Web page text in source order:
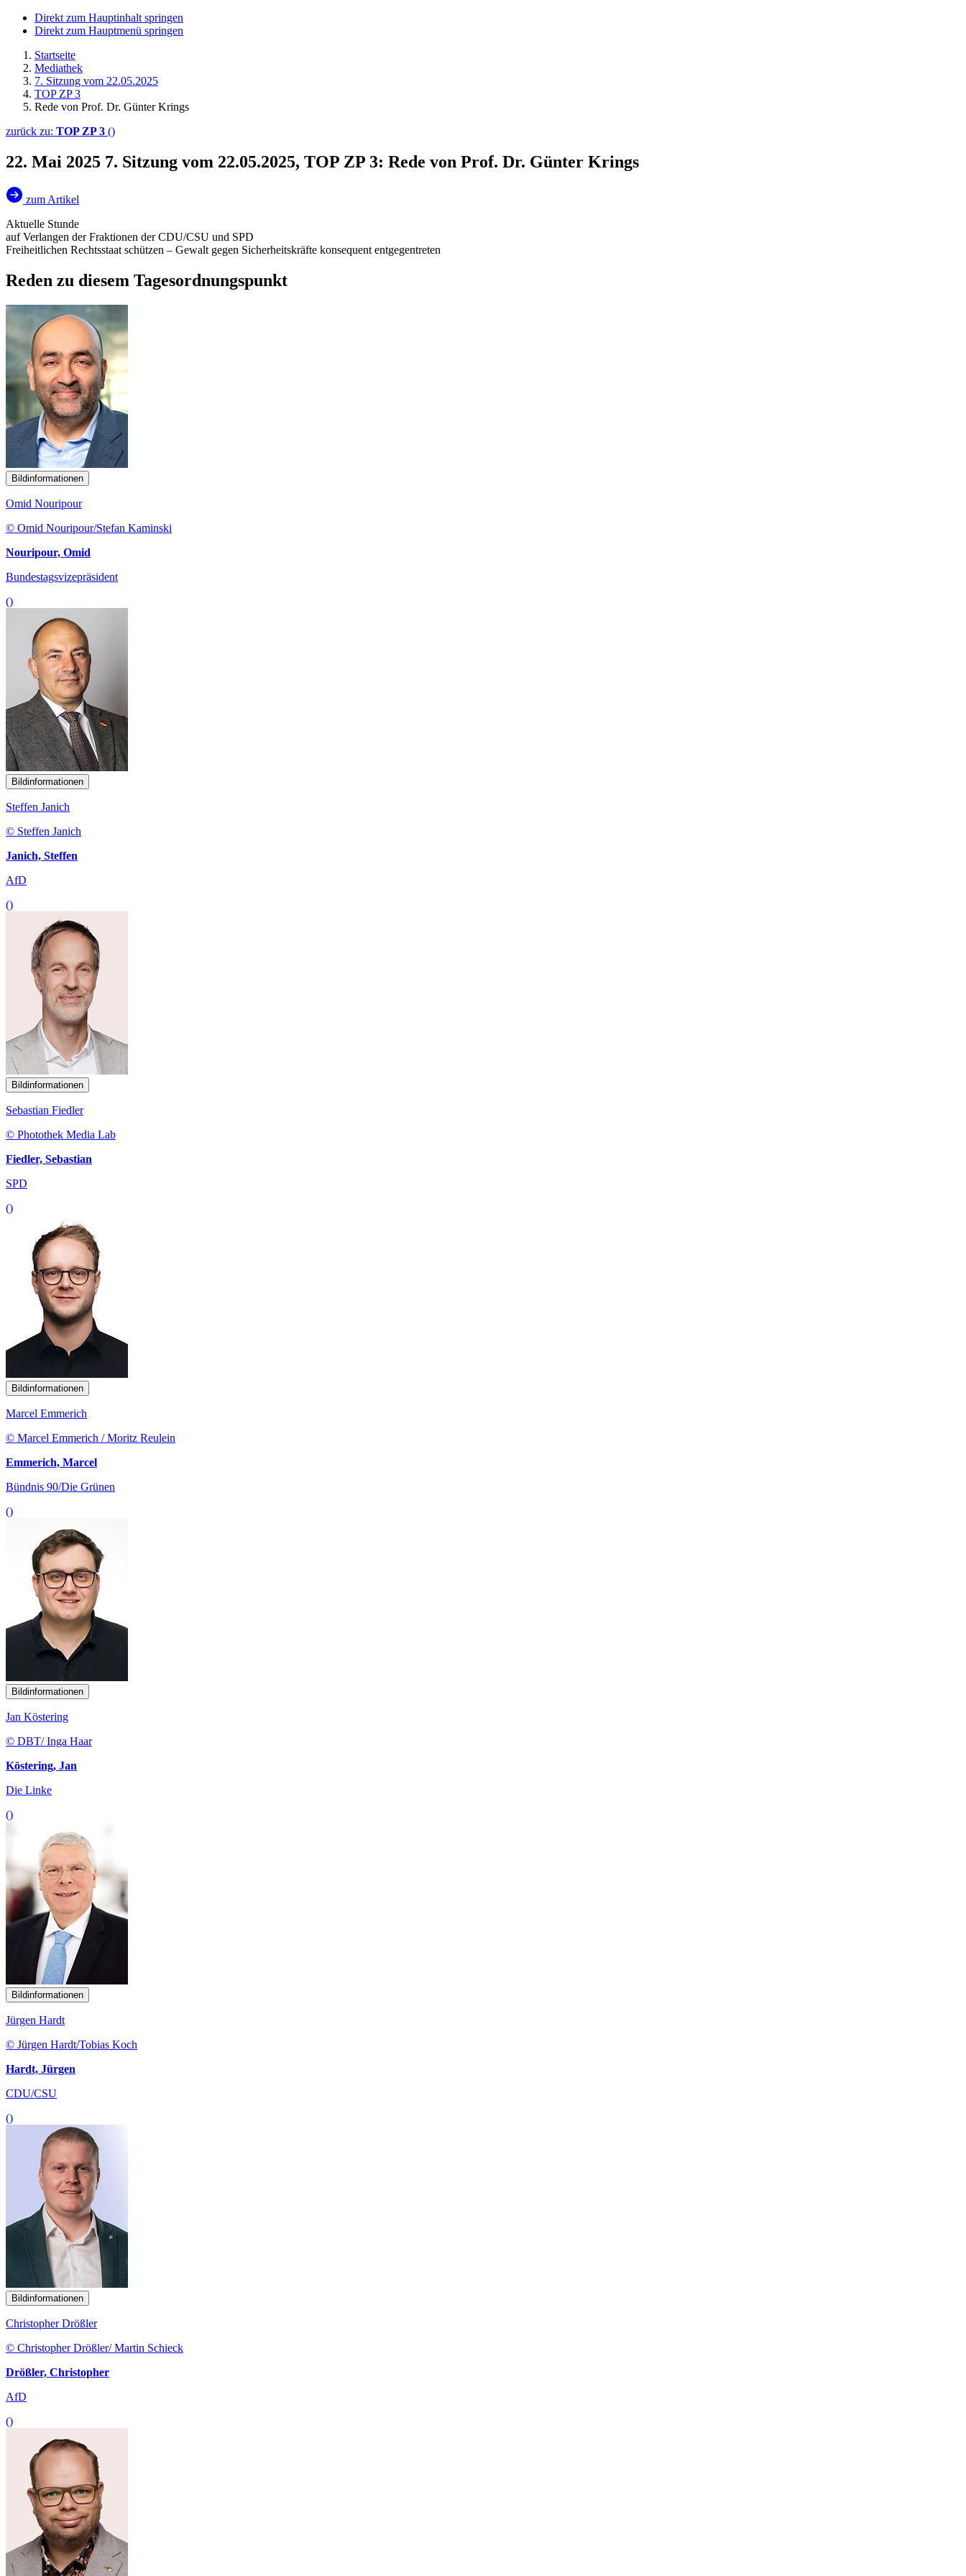
Direkt zum Hauptinhalt springen
Direkt zum Hauptmenü springen
Startseite
Mediathek
7. Sitzung vom 22.05.2025
TOP ZP 3
Rede von Prof. Dr. Günter Krings
zurück zu: TOP ZP 3 ()
22. Mai 2025 7. Sitzung vom 22.05.2025, TOP ZP 3: Rede von Prof. Dr. Günter Krings
zum Artikel
Aktuelle Stunde
auf Verlangen der Fraktionen der CDU/CSU und SPD
Freiheitlichen Rechtsstaat schützen – Gewalt gegen Sicherheitskräfte konsequent entgegentreten
Reden zu diesem Tagesordnungspunkt
Bildinformationen
Omid Nouripour
© Omid Nouripour/Stefan Kaminski
Nouripour, Omid
Bundestagsvizepräsident
()
Bildinformationen
Steffen Janich
© Steffen Janich
Janich, Steffen
AfD
()
Bildinformationen
Sebastian Fiedler
© Photothek Media Lab
Fiedler, Sebastian
SPD
()
Bildinformationen
Marcel Emmerich
© Marcel Emmerich / Moritz Reulein
Emmerich, Marcel
Bündnis 90/Die Grünen
()
Bildinformationen
Jan Köstering
© DBT/ Inga Haar
Köstering, Jan
Die Linke
()
Bildinformationen
Jürgen Hardt
© Jürgen Hardt/Tobias Koch
Hardt, Jürgen
CDU/CSU
()
Bildinformationen
Christopher Drößler
© Christopher Drößler/ Martin Schieck
Drößler, Christopher
AfD
()